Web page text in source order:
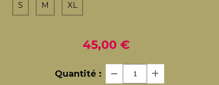
S M XL
45,00 €
Quantité :